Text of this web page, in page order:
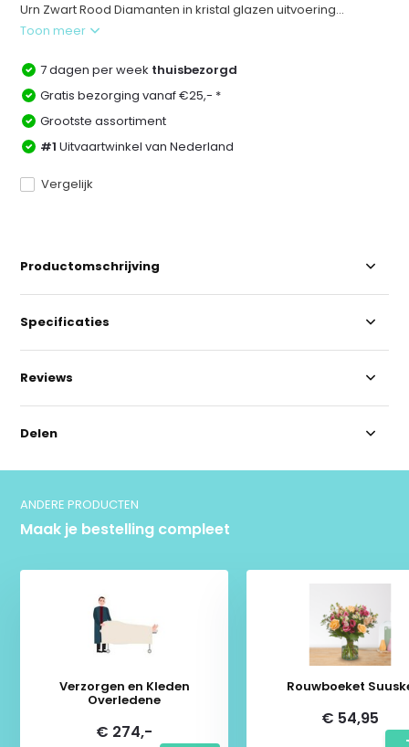
Urn Zwart Rood Diamanten in kristal glazen uitvoering...
Toon meer
7 dagen per week thuisbezorgd
Gratis bezorging vanaf €25,- *
Grootste assortiment
#1 Uitvaartwinkel van Nederland
Vergelijk
Productomschrijving
Specificaties
Reviews
Delen
ANDERE PRODUCTEN
Maak je bestelling compleet
Verzorgen en Kleden
Overledene
€ 274,-
Rouwboeket
€ 54,95